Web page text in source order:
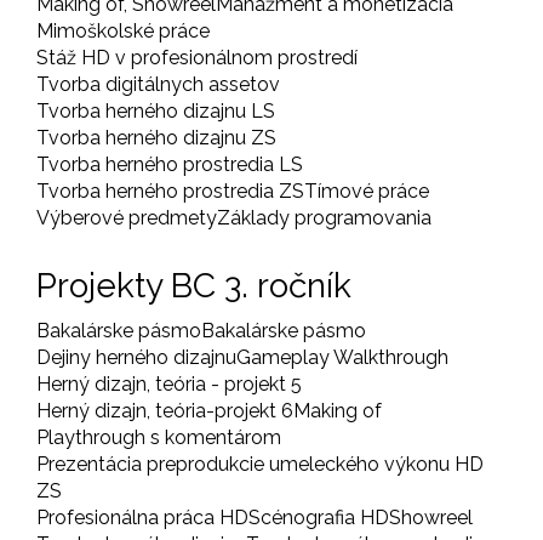
Mimoškolské práce
Stáž HD v profesionálnom prostredí
Tvorba digitálnych assetov
Tvorba herného dizajnu LS
Tvorba herného dizajnu ZS
Tvorba herného prostredia LS
Tvorba herného prostredia ZSTímové práce
Výberové predmetyZáklady programovania
Projekty BC 3. ročník
Bakalárske pásmoBakalárske pásmo
Dejiny herného dizajnuGameplay Walkthrough
Herný dizajn, teória - projekt 5
Herný dizajn, teória-projekt 6Making of
Playthrough s komentárom
Prezentácia preprodukcie umeleckého výkonu HD
ZS
Profesionálna práca HDScénografia HDShowreel